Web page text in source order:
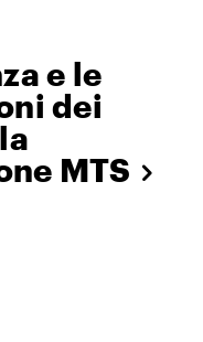
e le
dei
MTS